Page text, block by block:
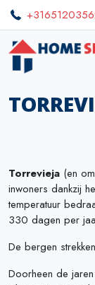
Torrevieja (en
inwoners dankzij
temperatuur
330 dagen per
De bergen
Doorheen de